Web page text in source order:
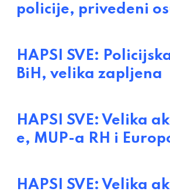
policije, privedeni
HAPSI SVE:
BiH, velika zapljena
HAPSI SVE: Velika
e, MUP-a RH i
HAPSI SVE: Velika